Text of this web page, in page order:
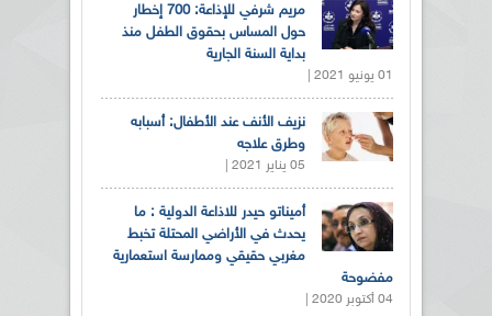
مريم شرفي للإذاعة: 700 إخطار
حول المساس بحقوق الطفل منذ
بداية السنة الجارية
01 يونيو 2021 |
نزيف الأنف عند الأطفال: أسبابه
وطرق علاجه
05 يناير 2021 |
أميناتو حيدر للاذاعة الدولية : ما
يحدث في الأراضي المحتلة تخبط
مغربي حقيقي وممارسة استعمارية
مفضوحة
04 أكتوبر 2020 |